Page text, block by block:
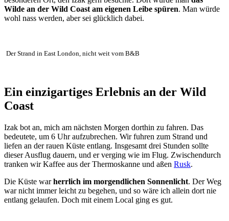
Wilde an der Wild Coast am eigenen Leibe spüren. Man würde
wohl nass werden, aber sei glücklich dabei.
Der Strand in East London, nicht weit vom B&B
Ein einzigartiges Erlebnis an der Wild
Coast
Izak bot an, mich am nächsten Morgen dorthin zu fahren. Das
bedeutete, um 6 Uhr aufzubrechen. Wir fuhren zum Strand und
liefen an der rauen Küste entlang. Insgesamt drei Stunden sollte
dieser Ausflug dauern, und er verging wie im Flug. Zwischendurch
tranken wir Kaffee aus der Thermoskanne und aßen Rusk.
Die Küste warherrlich im morgendlichen Sonnenlicht. Der Weg
war nicht immer leicht zu begehen, und so wäre ich allein dort nie
entlang gelaufen. Doch mit einem Local ging es gut.